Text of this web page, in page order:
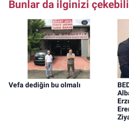
Bunlar da ilginizi
Vefa dediğin bu olmalı